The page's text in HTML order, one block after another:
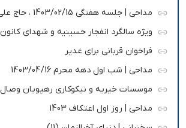
مداحی | جلسه هفتگی 1403/02/15 ، حاج علی اکبری
ویژه سالگرد انفجار حسینیه و شهدای کانون
فراخوان قربانی برای غدیر
مداحی | شب اول دهه محرم 1403/04/16
موسسات خیریه و نیکوکاری رهپویان وصال
مداحی | روز اول اعتکاف 1403